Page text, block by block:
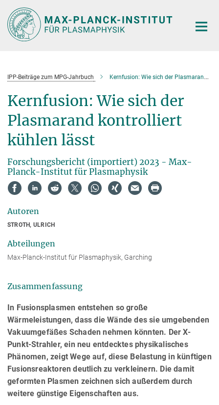
Hauptinhalt
IPP-Beiträge zum MPG-Jahrbuch Kernfusion: Wie sich der Plasmarand kontrolliert kühlen lässt
Kernfusion: Wie sich der
Plasmarand kontrolliert
kühlen lässt
Forschungsbericht (importiert) 2023 - Max-
Planck-Institut für Plasmaphysik
Autoren
STROTH, ULRICH
Abteilungen
Max-Planck-Institut für Plasmaphysik, Garching
Zusammenfassung
In Fusionsplasmen entstehen so große
Wärmeleistungen, dass die Wände des sie umgebenden
Vakuumgefäßes Schaden nehmen könnten. Der X-
Punkt-Strahler, ein neu entdecktes physikalisches
Phänomen, zeigt Wege auf, diese Belastung in künftigen
Fusionsreaktoren deutlich zu verkleinern. Die damit
geformten Plasmen zeichnen sich außerdem durch
weitere günstige Eigenschaften aus.